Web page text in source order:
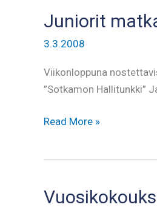
hopeaa
Juniorit
3.3.2008
Viikonloppuna
”Sotkamon Hallitunkki”
Juniorit
Read More »